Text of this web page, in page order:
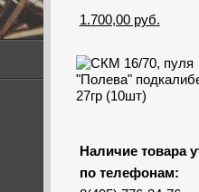
1.700,00 руб.
Наличие товара
по телефонам: